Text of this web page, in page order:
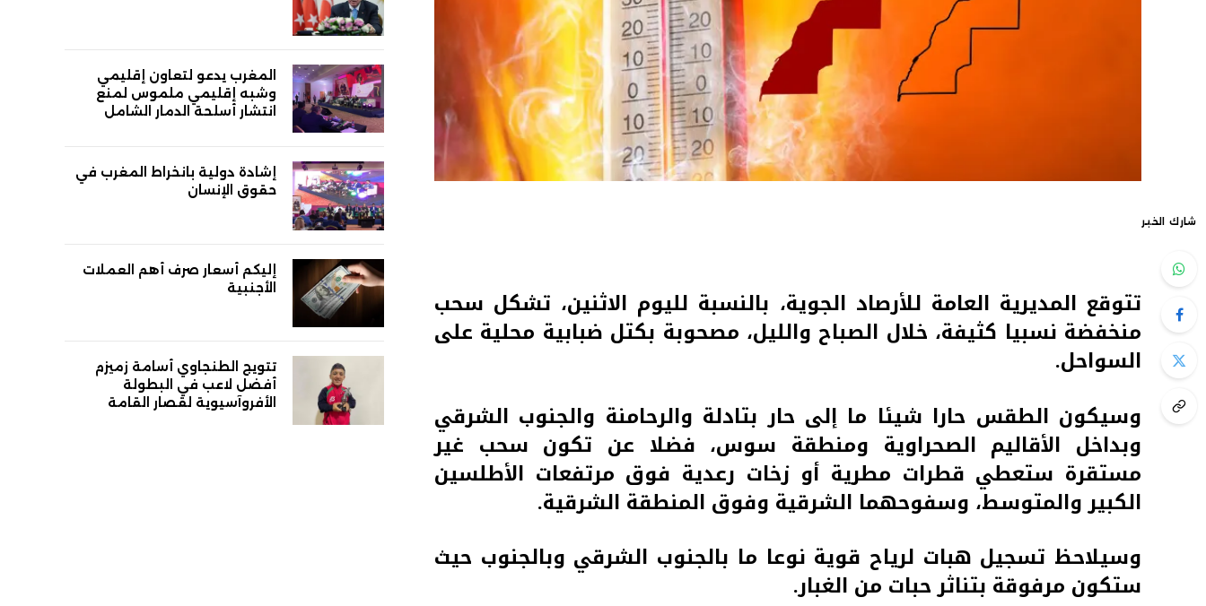
شارك الخبر
تتوقع المديرية العامة للأرصاد الجوية، بالنسبة لليوم الاثنين، تشكل سحب
منخفضة نسبيا كثيفة، خلال الصباح والليل، مصحوبة بكتل ضبابية محلية على
السواحل.
وسيكون الطقس حارا شيئا ما إلى حار بتادلة والرحامنة والجنوب الشرقي
وبداخل الأقاليم الصحراوية ومنطقة سوس، فضلا عن تكون سحب غير
مستقرة ستعطي قطرات مطرية أو زخات رعدية فوق مرتفعات الأطلسين
الكبير والمتوسط، وسفوحهما الشرقية وفوق المنطقة الشرقية.
وسيلاحظ تسجيل هبات لرياح قوية نوعا ما بالجنوب الشرقي وبالجنوب حيث
ستكون مرفوقة بتناثر حبات من الغبار.
المغرب يدعو لتعاون إقليمي
وشبه إقليمي ملموس لمنع
انتشار أسلحة الدمار الشامل
إشادة دولية بانخراط المغرب في
حقوق الإنسان
إليكم أسعار صرف أهم العملات
الأجنبية
تتويج الطنجاوي أسامة زميزم
أفضل لاعب في البطولة
الأفروآسيوية لقصار القامة